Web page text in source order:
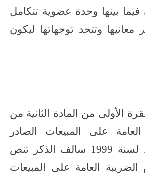
فيما بينها وحدة عضوية تتكامل
معانيها وتتحد توجهاتها ليكون
الأولى من المادة الثانية من
على المبيعات الصادر
بالقانون رقم 11 لسنة 1999 سالف الذكر تنص
العامة على المبيعات